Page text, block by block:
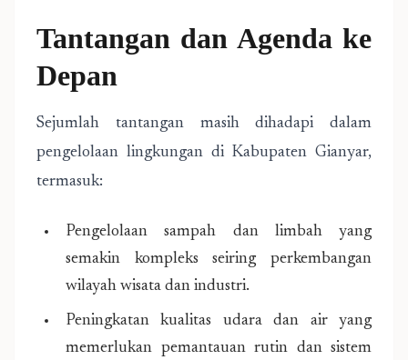
Tantangan dan Agenda ke
Depan
Sejumlah tantangan masih dihadapi dalam
pengelolaan lingkungan di Kabupaten Gianyar,
termasuk:
Pengelolaan sampah dan limbah yang
semakin kompleks seiring perkembangan
wilayah wisata dan industri.
Peningkatan kualitas udara dan air yang
memerlukan pemantauan rutin dan sistem